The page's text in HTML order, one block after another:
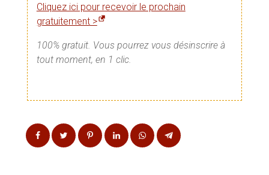
Cliquez ici pour recevoir le prochain
gratuitement >
100% gratuit. Vous pourrez vous désinscrire à
tout moment, en 1 clic.